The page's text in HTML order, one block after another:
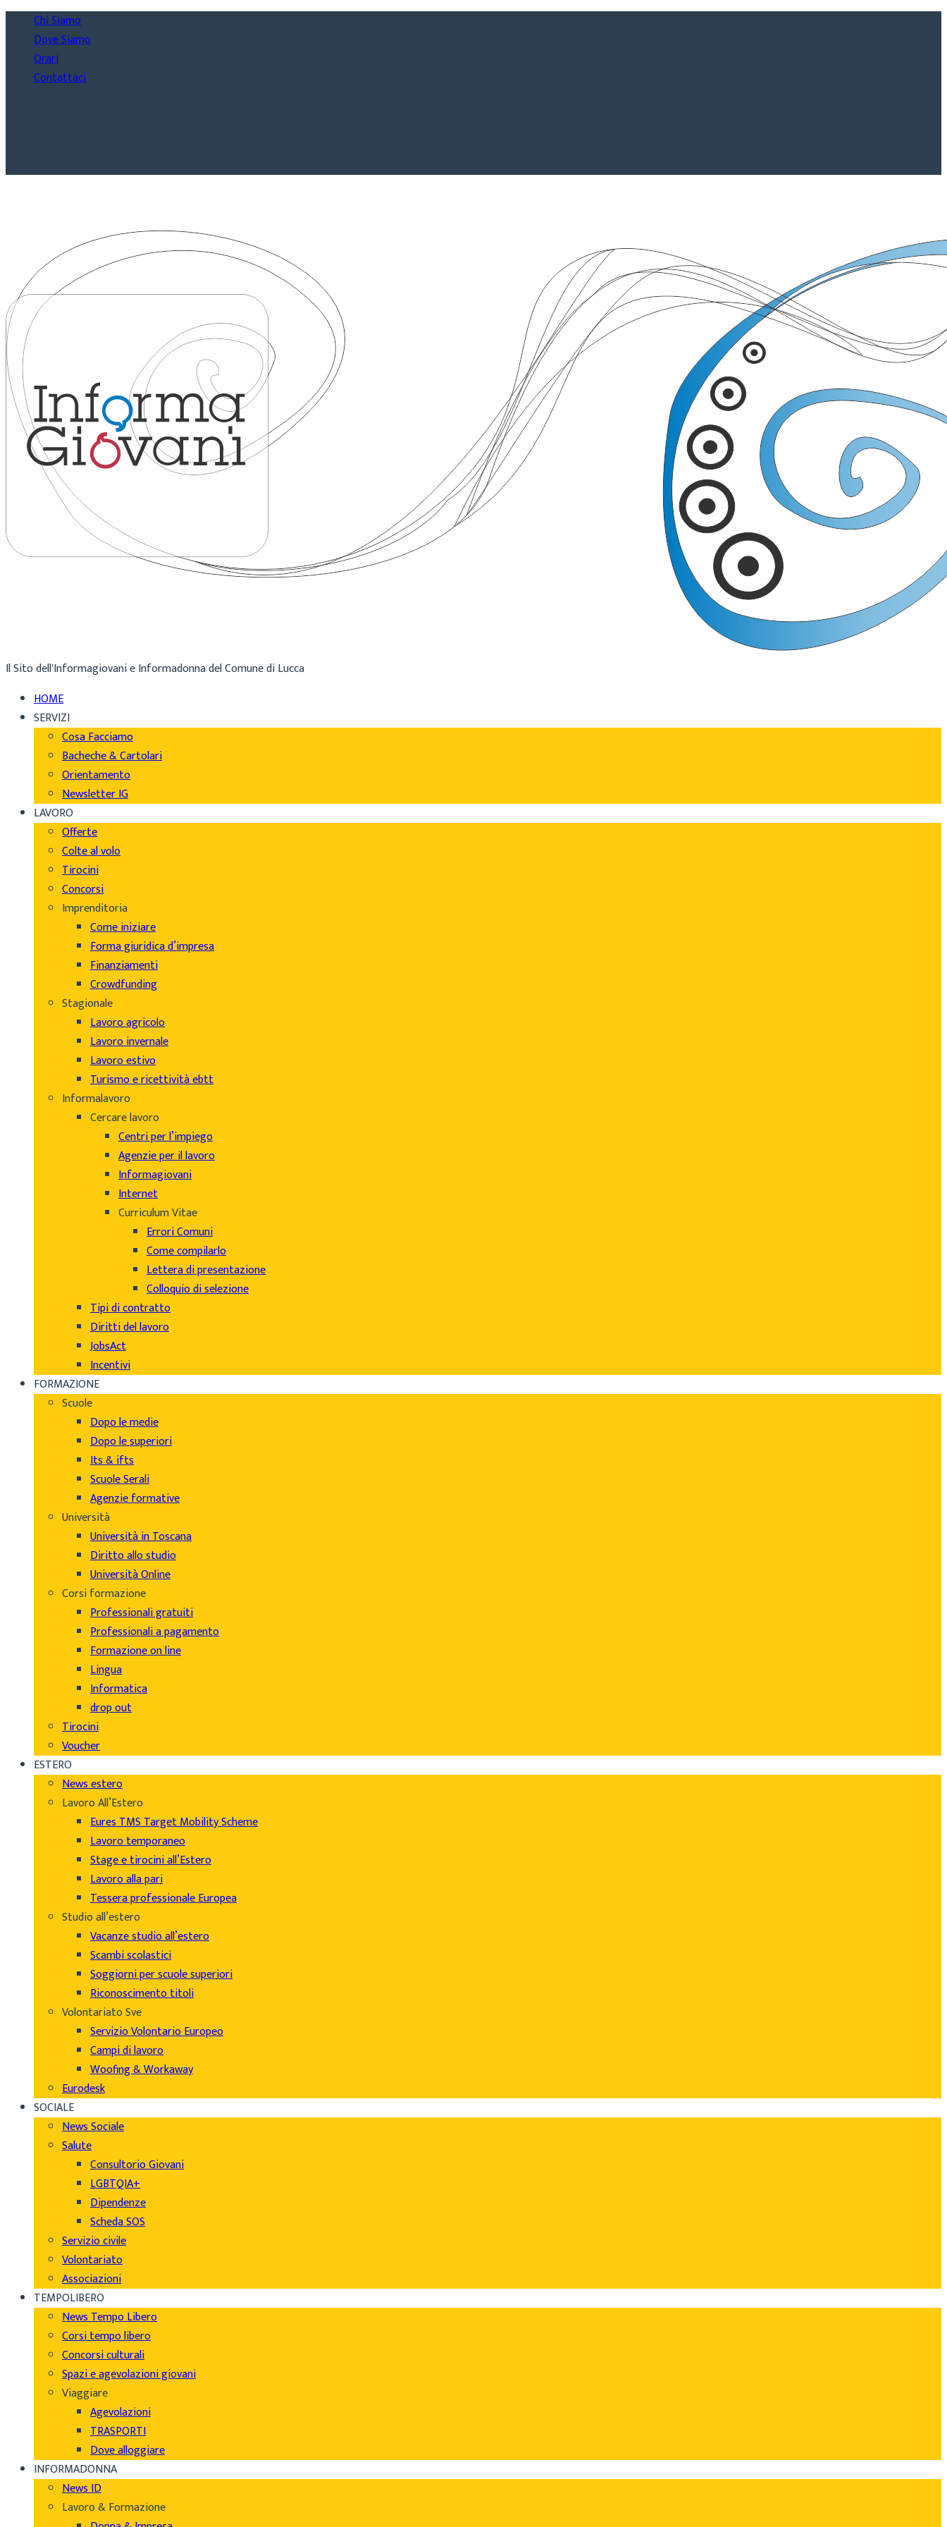
Chi Siamo
Dove Siamo
Orari
Contattaci
Il Sito dell'Informagiovani e Informadonna del Comune di Lucca
HOME
SERVIZI
Cosa Facciamo
Bacheche & Cartolari
Orientamento
Newsletter IG
LAVORO
Offerte
Colte al volo
Tirocini
Concorsi
Imprenditoria
Come iniziare
Forma giuridica d’impresa
Finanziamenti
Crowdfunding
Stagionale
Lavoro agricolo
Lavoro invernale
Lavoro estivo
Turismo e ricettività ebtt
Informalavoro
Cercare lavoro
Centri per l’impiego
Agenzie per il lavoro
Informagiovani
Internet
Curriculum Vitae
Errori Comuni
Come compilarlo
Lettera di presentazione
Colloquio di selezione
Tipi di contratto
Diritti del lavoro
JobsAct
Incentivi
FORMAZIONE
Scuole
Dopo le medie
Dopo le superiori
Its & ifts
Scuole Serali
Agenzie formative
Università
Università in Toscana
Diritto allo studio
Università Online
Corsi formazione
Professionali gratuiti
Professionali a pagamento
Formazione on line
Lingua
Informatica
drop out
Tirocini
Voucher
ESTERO
News estero
Lavoro All’Estero
Eures TMS Target Mobility Scheme
Lavoro temporaneo
Stage e tirocini all’Estero
Lavoro alla pari
Tessera professionale Europea
Studio all’estero
Vacanze studio all’estero
Scambi scolastici
Soggiorni per scuole superiori
Riconoscimento titoli
Volontariato Sve
Servizio Volontario Europeo
Campi di lavoro
Woofing & Workaway
Eurodesk
SOCIALE
News Sociale
Salute
Consultorio Giovani
LGBTQIA+
Dipendenze
Scheda SOS
Servizio civile
Volontariato
Associazioni
TEMPOLIBERO
News Tempo Libero
Corsi tempo libero
Concorsi culturali
Spazi e agevolazioni giovani
Viaggiare
Agevolazioni
TRASPORTI
Dove alloggiare
INFORMADONNA
News ID
Lavoro & Formazione